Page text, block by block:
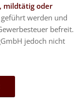
mildtätig oder
geführt werden und
befreit.
jedoch nicht